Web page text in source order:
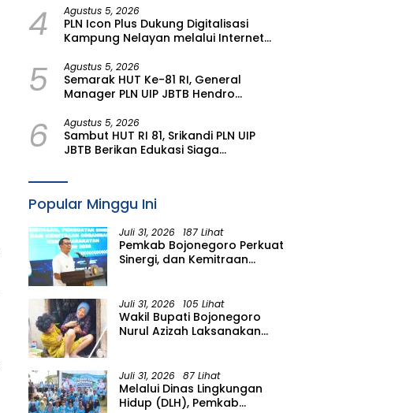
4 Agustus 5, 2026
PLN Icon Plus Dukung Digitalisasi
Kampung Nelayan melalui Internet
5 Agustus 5, 2026
Semarak HUT Ke-81 RI, General
Manager PLN UIP JBTB Hendro
Prestisius
6 Agustus 5, 2026
Sambut HUT RI 81, Srikandi PLN UIP
JBTB Berikan Edukasi Siaga
Komunitas Perempuan Tangguh
Banyuwangi
Popular Minggu Ini
Juli 31, 2026 187 Lihat
Pemkab Bojonegoro Perkuat
Sinergi, dan Kemitraan
Juli 31, 2026 105 Lihat
Wakil Bupati Bojonegoro
Nurul Azizah Laksanakan
Juli 31, 2026 87 Lihat
Melalui Dinas Lingkungan
Hidup (DLH), Pemkab